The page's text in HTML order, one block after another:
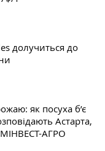
долучиться до
як посуха б’є
Астарта,
АГРО